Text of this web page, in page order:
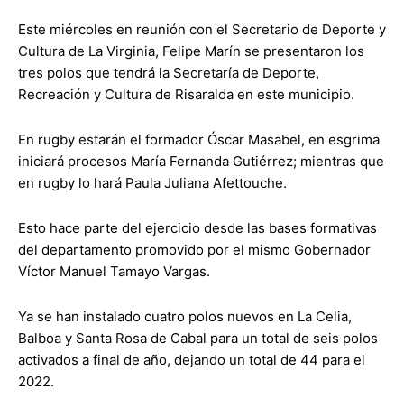
Este miércoles en reunión con el Secretario de Deporte y
Cultura de La Virginia, Felipe Marín se presentaron los
tres polos que tendrá la Secretaría de Deporte,
Recreación y Cultura de Risaralda en este municipio.
En rugby estarán el formador Óscar Masabel, en esgrima
iniciará procesos María Fernanda Gutiérrez; mientras que
en rugby lo hará Paula Juliana Afettouche.
Esto hace parte del ejercicio desde las bases formativas
del departamento promovido por el mismo Gobernador
Víctor Manuel Tamayo Vargas.
Ya se han instalado cuatro polos nuevos en La Celia,
Balboa y Santa Rosa de Cabal para un total de seis polos
activados a final de año, dejando un total de 44 para el
2022.